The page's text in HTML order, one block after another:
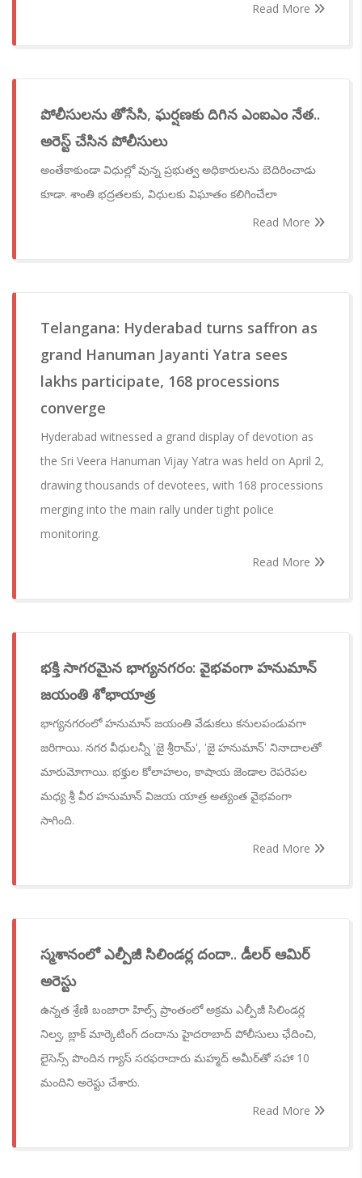
Read More
పోలీసులను తోసేసి, ఘర్షణకు దిగిన ఎంఐఎం నేత..
అరెస్ట్ చేసిన పోలీసులు
అంతేకాకుండా విధుల్లో వున్న ప్రభుత్వ అధికారులను బెదిరించాడు
కూడా. శాంతి భద్రతలకు, విధులకు విఘాతం కలిగించేలా
Read More
Telangana: Hyderabad turns saffron as
grand Hanuman Jayanti Yatra sees
lakhs participate, 168 processions
converge
Hyderabad witnessed a grand display of devotion as
the Sri Veera Hanuman Vijay Yatra was held on April 2,
drawing thousands of devotees, with 168 processions
merging into the main rally under tight police
monitoring.
Read More
భక్తి సాగరమైన భాగ్యనగరం: వైభవంగా హనుమాన్
జయంతి శోభాయాత్ర
భాగ్యనగరంలో హనుమాన్ జయంతి వేడుకలు కనులపండువగా
జరిగాయి. నగర వీధులన్నీ 'జై శ్రీరామ్', 'జై హనుమాన్' నినాదాలతో
మారుమోగాయి. భక్తుల కోలాహలం, కాషాయ జెండాల రెపరెపల
మధ్య శ్రీ వీర హనుమాన్ విజయ యాత్ర అత్యంత వైభవంగా
సాగింది.
Read More
స్మశానంలో ఎల్పీజీ సిలిండర్ల దందా.. డీలర్ ఆమిర్
అరెస్టు
ఉన్నత శ్రేణి బంజారా హిల్స్ ప్రాంతంలో అక్రమ ఎల్పీజీ సిలిండర్ల
నిల్వ, బ్లాక్ మార్కెటింగ్ దందాను హైదరాబాద్ పోలీసులు ఛేదించి,
లైసెన్స్ పొందిన గ్యాస్ సరఫరాదారు మహ్మద్ అమీర్‌తో సహా 10
మందిని అరెస్టు చేశారు.
Read More